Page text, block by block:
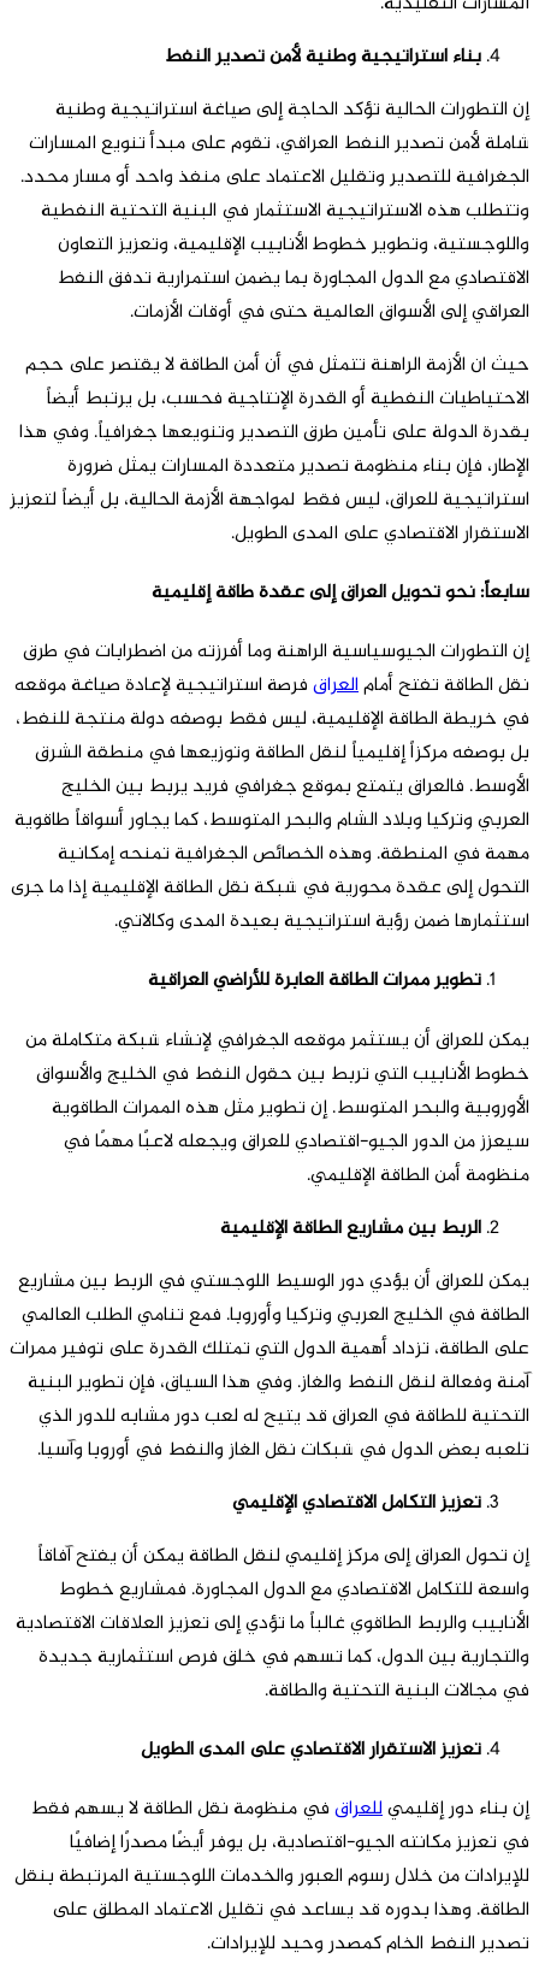
بناء استراتيجية وطنية لأمن تصدير النفط
إن التطورات الحالية تؤكد الحاجة إلى صياغة استراتيجية وطنية
شاملة لأمن تصدير النفط العراقي، تقوم على مبدأ تنويع المسارات
الجغرافية للتصدير وتقليل الاعتماد على منفذ واحد أو مسار محدد.
وتتطلب هذه الاستراتيجية الاستثمار في البنية التحتية النفطية
واللوجستية، وتطوير خطوط الأنابيب الإقليمية، وتعزيز التعاون
الاقتصادي مع الدول المجاورة بما يضمن استمرارية تدفق النفط
العراقي إلى الأسواق العالمية حتى في أوقات الأزمات.
حيث ان الأزمة الراهنة تتمثل في أن أمن الطاقة لا يقتصر على حجم
الاحتياطيات النفطية أو القدرة الإنتاجية فحسب، بل يرتبط أيضاً
بقدرة الدولة على تأمين طرق التصدير وتنويعها جغرافياً. وفي هذا
الإطار، فإن بناء منظومة تصدير متعددة المسارات يمثل ضرورة
استراتيجية للعراق، ليس فقط لمواجهة الأزمة الحالية، بل أيضاً لتعزيز
الاستقرار الاقتصادي على المدى الطويل.
سابعاً: نحو تحويل العراق إلى عقدة طاقة إقليمية
إن التطورات الجيوسياسية الراهنة وما أفرزته من اضطرابات في طرق
نقل الطاقة تفتح أمامالعراقفرصة استراتيجية لإعادة صياغة موقعه
في خريطة الطاقة الإقليمية، ليس فقط بوصفه دولة منتجة للنفط،
بل بوصفه مركزاً إقليمياً لنقل الطاقة وتوزيعها في منطقة الشرق
الأوسط. فالعراق يتمتع بموقع جغرافي فريد يربط بين الخليج
العربي وتركيا وبلاد الشام والبحر المتوسط، كما يجاور أسواقاً طاقوية
مهمة في المنطقة. وهذه الخصائص الجغرافية تمنحه إمكانية
التحول إلى عقدة محورية في شبكة نقل الطاقة الإقليمية إذا ما جرى
استثمارها ضمن رؤية استراتيجية بعيدة المدى وكالاتي.
تطوير ممرات الطاقة العابرة للأراضي العراقية
يمكن للعراق أن يستثمر موقعه الجغرافي لإنشاء شبكة متكاملة من
خطوط الأنابيب التي تربط بين حقول النفط في الخليج والأسواق
الأوروبية والبحر المتوسط. إن تطوير مثل هذه الممرات الطاقوية
سيعزز من الدور الجيو-اقتصادي للعراق ويجعله لاعبًا مهمًا في
منظومة أمن الطاقة الإقليمي.
الربط بين مشاريع الطاقة الإقليمية
يمكن للعراق أن يؤدي دور الوسيط اللوجستي في الربط بين مشاريع
الطاقة في الخليج العربي وتركيا وأوروبا. فمع تنامي الطلب العالمي
على الطاقة، تزداد أهمية الدول التي تمتلك القدرة على توفير ممرات
آمنة وفعالة لنقل النفط والغاز. وفي هذا السياق، فإن تطوير البنية
التحتية للطاقة في العراق قد يتيح له لعب دور مشابه للدور الذي
تلعبه بعض الدول في شبكات نقل الغاز والنفط في أوروبا وآسيا.
تعزيز التكامل الاقتصادي الإقليمي
إن تحول العراق إلى مركز إقليمي لنقل الطاقة يمكن أن يفتح آفاقاً
واسعة للتكامل الاقتصادي مع الدول المجاورة. فمشاريع خطوط
الأنابيب والربط الطاقوي غالباً ما تؤدي إلى تعزيز العلاقات الاقتصادية
والتجارية بين الدول، كما تسهم في خلق فرص استثمارية جديدة
في مجالات البنية التحتية والطاقة.
تعزيز الاستقرار الاقتصادي على المدى الطويل
إن بناء دور إقليميللعراقفي منظومة نقل الطاقة لا يسهم فقط
في تعزيز مكانته الجيو-اقتصادية، بل يوفر أيضًا مصدرًا إضافيًا
للإيرادات من خلال رسوم العبور والخدمات اللوجستية المرتبطة بنقل
الطاقة. وهذا بدوره قد يساعد في تقليل الاعتماد المطلق على
تصدير النفط الخام كمصدر وحيد للإيرادات.